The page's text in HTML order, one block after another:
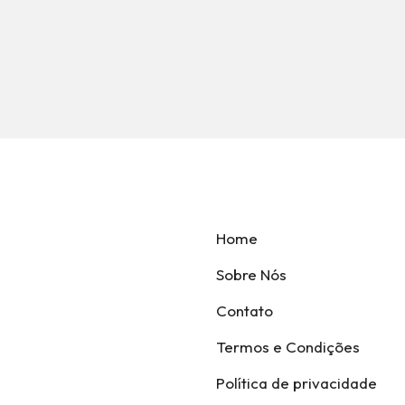
Home
Sobre Nós
Contato
Termos e Condições
Política de privacidade